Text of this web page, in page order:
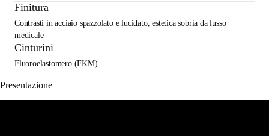
Finitura
Contrasti in acciaio spazzolato e lucidato, estetica sobria da lusso
medicale
Cinturini
Fluoroelastomero (FKM)
Presentazione